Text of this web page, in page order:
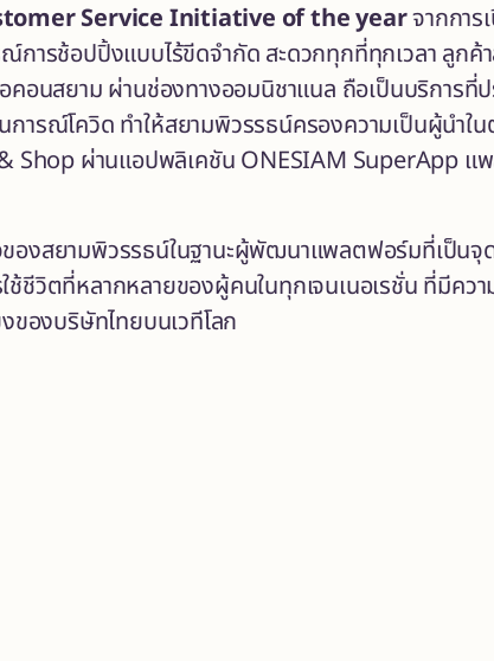
Service Initiative of the yearจากกา
การช้อปปิ้งแบบไร้ขีดจำกัด สะดวกทุกที่ทุกเวลา ลูกค้
คอนสยาม ผ่านช่องทางออมนิชาแนล ถือเป็นบริการที่
ารณ์โควิด ทำให้สยามพิวรรธน์ครองความเป็นผู้นำใ
Shop ผ่านแอปพลิเคชัน ONESIAM SuperApp แ
ของสยามพิวรรธน์ในฐานะผู้พัฒนาแพลตฟอร์มที่เป็นจุ
ชีวิตที่หลากหลายของผู้คนในทุกเจนเนอเรชั่น ที่มีค
ของบริษัทไทยบนเวทีโลก